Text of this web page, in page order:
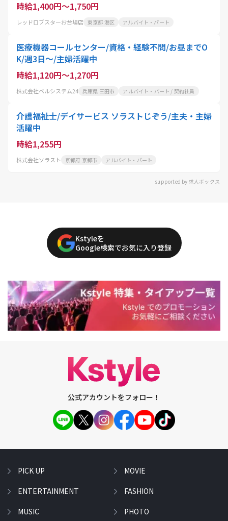
時給1,400円～1,750円
レッドロブスターお台場店 東京都 港区 アルバイト・パート
医療機器コールセンター/資格・経験不問/お昼までO
K/週3日～/主婦活躍中
時給1,120円～1,270円
株式会社ベルシステム24 兵庫県 三田市 アルバイト・パート / 契約社員
介護福祉士/デイサービス ソラストじぞう/主夫・主婦
活躍中
時給1,255円
株式会社ソラスト 京都府 京都市 アルバイト・パート
supported by 求人ボックス
Kstyleを
Google検索でお気に入り登録
公式アカウントをフォロー！
PICK UP
ENTERTAINMENT
MUSIC
MOVIE
FASHION
PHOTO